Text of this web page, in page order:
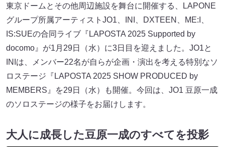
東京ドームとその他周辺施設を舞台に開催する、LAPONE
グループ所属アーティストJO1、INI、DXTEEN、ME:I、
IS:SUEの合同ライブ『LAPOSTA 2025 Supported by
docomo』が1月29日（水）に3日目を迎えました。JO1と
INIは、メンバー22名が自らが企画・演出を考える特別なソ
ロステージ『LAPOSTA 2025 SHOW PRODUCED by
MEMBERS』を29日（水）も開催。今回は、JO1 豆原一成
のソロステージの様子をお届けします。
大人に成長した豆原一成のすべてを投影